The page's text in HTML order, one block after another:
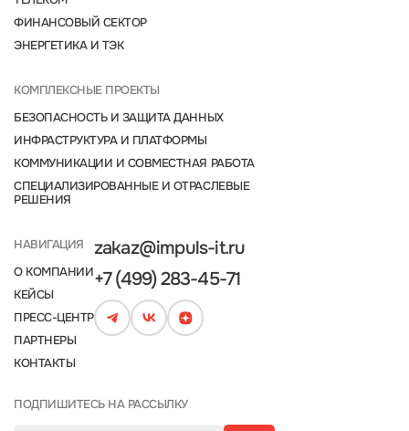
ФИНАНСОВЫЙ СЕКТОР
ЭНЕРГЕТИКА И ТЭК
НАВИГАЦИЯ
О КОМПАНИИ
КЕЙСЫ
ПРЕСС-ЦЕНТР
ПАРТНЕРЫ
КОНТАКТЫ
zakaz@impuls-it.ru
+7 (499) 283-45-71
КОМПЛЕКСНЫЕ ПРОЕКТЫ
БЕЗОПАСНОСТЬ И ЗАЩИТА ДАННЫХ
ИНФРАСТРУКТУРА И ПЛАТФОРМЫ
КОММУНИКАЦИИ И СОВМЕСТНАЯ РАБОТА
СПЕЦИАЛИЗИРОВАННЫЕ И ОТРАСЛЕВЫЕ
РЕШЕНИЯ
ПОДПИШИТЕСЬ НА РАССЫЛКУ